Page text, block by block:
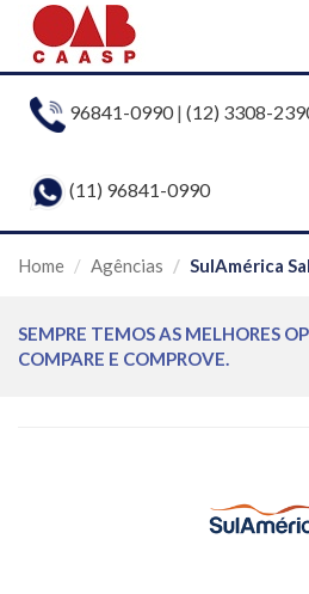
96841-0990| (12) 3308-
(11) 96841-0990
Home Agências SulAmérica
SEMPRE TEMOS AS MELHORES
COMPARE E COMPROVE.